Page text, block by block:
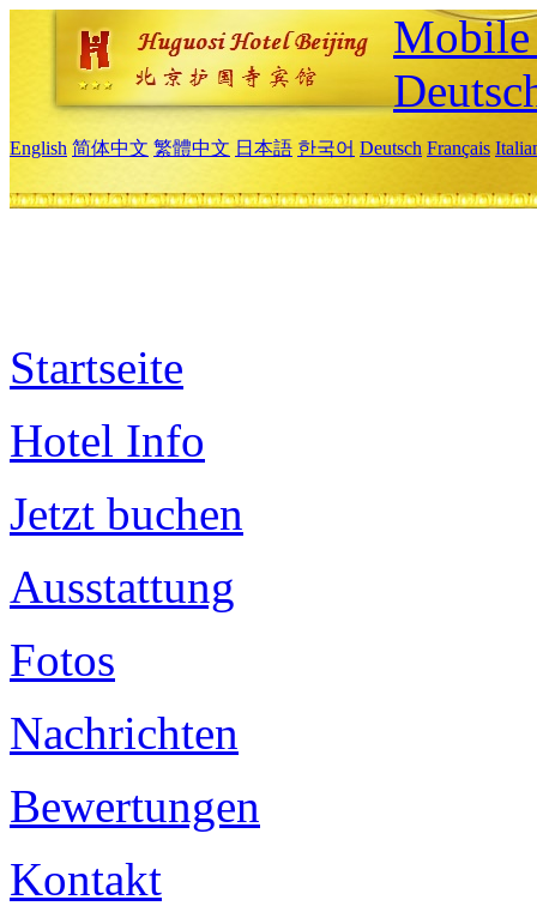
English 简体中文 繁體中文 日本語 한국어 Deutsch Français
Startseite
Hotel Info
Jetzt buchen
Ausstattung
Fotos
Nachrichten
Bewertungen
Kontakt